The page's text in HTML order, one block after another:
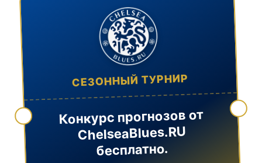
СЕЗОННЫЙ ТУРНИР
Конкурс прогнозов от
ChelseaBlues.RU
бесплатно.